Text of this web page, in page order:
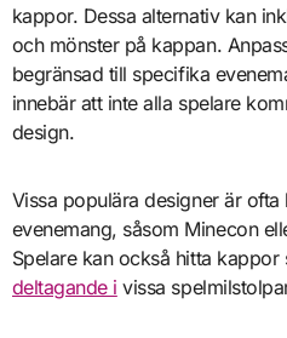
kappor. Dessa alternativ kan
och mönster på kappan.
begränsad till specifika
innebär att inte alla spelare
design.
Vissa populära designer är
evenemang, såsom Minecon
Spelare kan också hitta
deltagande i vissa